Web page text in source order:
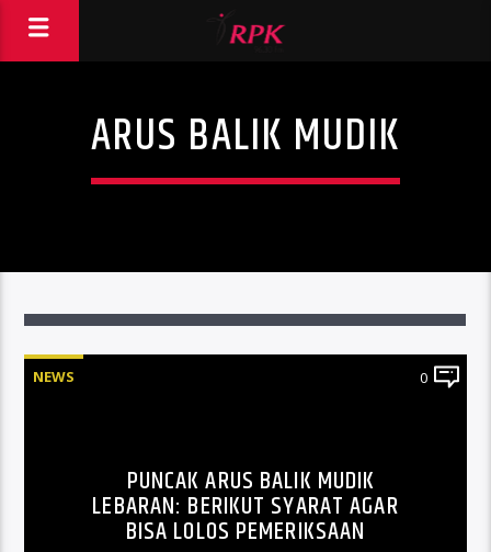
ARUS BALIK MUDIK
NEWS 0
PUNCAK ARUS BALIK MUDIK
LEBARAN: BERIKUT SYARAT AGAR
BISA LOLOS PEMERIKSAAN